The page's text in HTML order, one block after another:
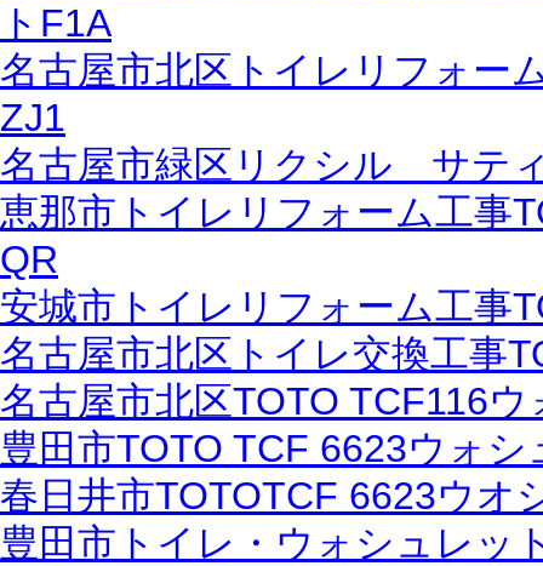
トF1A
名古屋市北区トイレリフォー
ZJ1
名古屋市緑区リクシル サテ
恵那市トイレリフォーム工事
QR
安城市トイレリフォーム工事
名古屋市北区トイレ交換工事
名古屋市北区TOTO TCF116
豊田市TOTO TCF 6623ウォ
春日井市TOTOTCF 6623ウオ
豊田市トイレ・ウォシュレッ